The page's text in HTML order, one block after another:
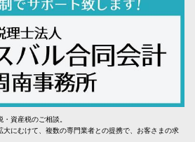
資産税のご相談。
にむけて、複数の専門業者との提携で、お客さまの求